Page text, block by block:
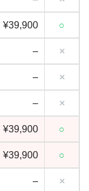
¥39,900 ○
– ×
– ×
– ×
¥39,900 ○
¥39,900 ○
– ×